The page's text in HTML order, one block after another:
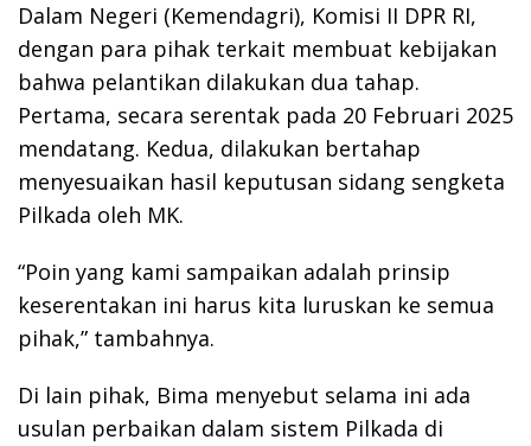
Dalam Negeri (Kemendagri), Komisi II DPR RI,
dengan para pihak terkait membuat kebijakan
bahwa pelantikan dilakukan dua tahap.
Pertama, secara serentak pada 20 Februari 2025
mendatang. Kedua, dilakukan bertahap
menyesuaikan hasil keputusan sidang sengketa
Pilkada oleh MK.
“Poin yang kami sampaikan adalah prinsip
keserentakan ini harus kita luruskan ke semua
pihak,” tambahnya.
Di lain pihak, Bima menyebut selama ini ada
usulan perbaikan dalam sistem Pilkada di